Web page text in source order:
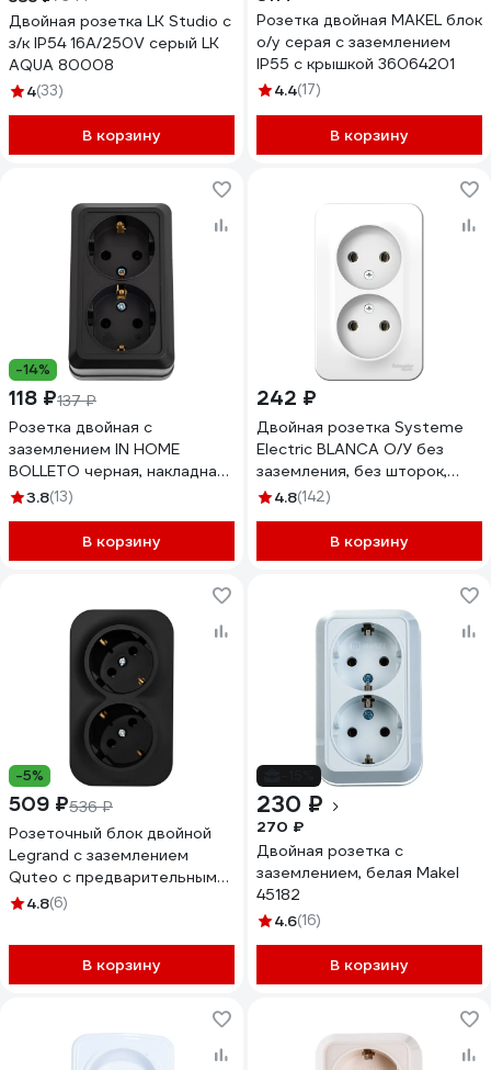
Двойная розетка LK Studio с
з/к IP54 16А/250V серый LK
AQUA 80008
4(33)
В корзину
Розетка двойная MAKEL блок
о/у серая с заземлением
IP55 с крышкой 36064201
4.4(17)
В корзину
-14%
118 ₽137 ₽
Розетка двойная с
заземлением IN HOME
BOLLETO черная, накладная
7128B 4690612061061
3.8(13)
В корзину
242 ₽
Двойная розетка Systeme
Electric BLANCA О/У без
заземления, без шторок,
БЕЛЫЙ BLNRA000211
4.8(142)
В корзину
-5%
509 ₽536 ₽
Розеточный блок двойной
Legrand с заземлением
Quteo с предварительным
подключением без шторок
зажимы накладной монтаж -
черный матовый 782470
4.8(6)
В корзину
230 ₽
270 ₽
Двойная розетка с
заземлением, белая Makel
45182
4.6(16)
В корзину